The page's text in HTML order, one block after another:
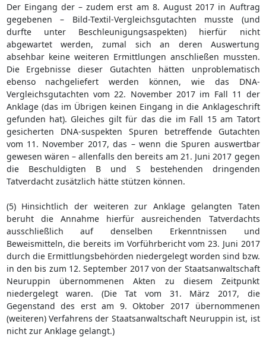
Der Eingang der – zudem erst am 8. August 2017 in Auftrag
gegebenen – Bild-Textil-Vergleichsgutachten musste (und
durfte unter Beschleunigungsaspekten) hierfür nicht
abgewartet werden, zumal sich an deren Auswertung
absehbar keine weiteren Ermittlungen anschließen mussten.
Die Ergebnisse dieser Gutachten hätten unproblematisch
ebenso nachgeliefert werden können, wie das DNA-
Vergleichsgutachten vom 22. November 2017 im Fall 11 der
Anklage (das im Übrigen keinen Eingang in die Anklageschrift
gefunden hat). Gleiches gilt für das die im Fall 15 am Tatort
gesicherten DNA-suspekten Spuren betreffende Gutachten
vom 11. November 2017, das – wenn die Spuren auswertbar
gewesen wären – allenfalls den bereits am 21. Juni 2017 gegen
die Beschuldigten B und S bestehenden dringenden
Tatverdacht zusätzlich hätte stützen können.
(5) Hinsichtlich der weiteren zur Anklage gelangten Taten
beruht die Annahme hierfür ausreichenden Tatverdachts
ausschließlich auf denselben Erkenntnissen und
Beweismitteln, die bereits im Vorführbericht vom 23. Juni 2017
durch die Ermittlungsbehörden niedergelegt worden sind bzw.
in den bis zum 12. September 2017 von der Staatsanwaltschaft
Neuruppin übernommenen Akten zu diesem Zeitpunkt
niedergelegt waren. (Die Tat vom 31. März 2017, die
Gegenstand des erst am 9. Oktober 2017 übernommenen
(weiteren) Verfahrens der Staatsanwaltschaft Neuruppin ist, ist
nicht zur Anklage gelangt.)